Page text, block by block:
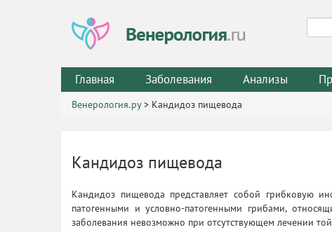
Главная Заболевания Анализы
Венерология.ру> Кандидоз пищевода
Кандидоз пищевода
Кандидоз пищевода представляет собой грибковую
патогенными и условно-патогенными грибами,
заболевания невозможно при отсутствующем лечении